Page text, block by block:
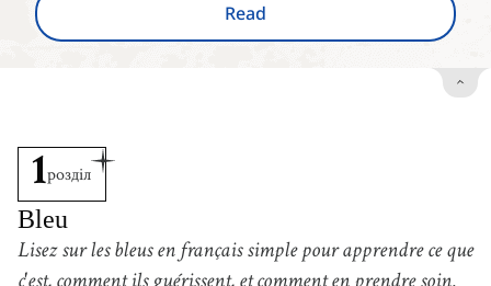
Read
1розділ
Bleu
Lisez sur les bleus en français simple pour apprendre ce que